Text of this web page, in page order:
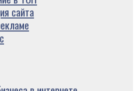
сайта